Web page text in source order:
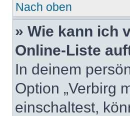
Nach oben
» Wie kann ich
Online-Liste
In deinem
Option „Verbirg
einschaltest,